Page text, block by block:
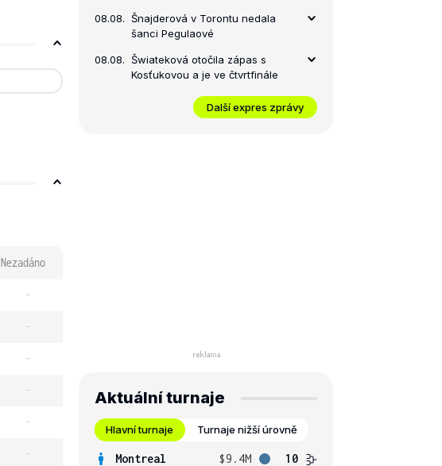
Nezadáno
-
-
-
-
-
-
08.08. Šnajderová v Torontu nedala
šanci Pegulaové
08.08. Šwiateková otočila zápas s
Kosťukovou a je ve čtvrtfinále
Další expres zprávy
Aktuální turnaje
Hlavní turnaje Turnaje nižší úrovně
Montreal $9.4M
10